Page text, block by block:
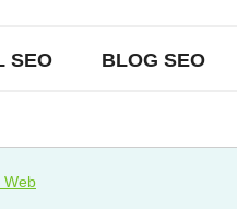
SEO BLOG SEO
Web